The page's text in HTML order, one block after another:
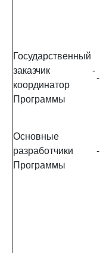
Государственный
заказчик -
координатор
Программы
-
Основные
разработчики
Программы
-